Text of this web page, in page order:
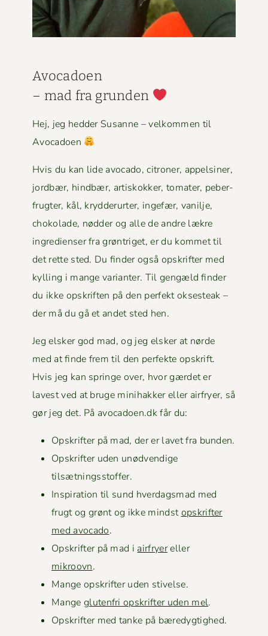
Avo­ca­doen
– mad fra grun­den
Hej, jeg hed­der Susanne – velkom­men til
Avocadoen
Hvis du kan lide avo­ca­do, cit­roner, appelsin­er,
jord­bær, hind­bær, artiskokker, tomater, peber­
frugter, kål, kry­d­derurter, inge­fær, vanil­je,
choko­lade, nød­der og alle de andre lækre
ingre­di­enser fra grøn­triget, er du kom­met til
det rette sted. Du find­er også opskrifter med
kylling i mange vari­anter. Til gengæld find­er
du ikke opskriften på den per­fekt okses­teak –
der må du gå et andet sted hen.
Jeg elsker god mad, og jeg elsker at nørde
med at finde frem til den per­fek­te opskrift.
Hvis jeg kan springe over, hvor gærdet er
lavest ved at bruge mini­hakker eller air­fry­er, så
gør jeg det. På avocadoen.dk får du:
Opskrifter på mad, der er lavet fra bunden.
Opskrifter uden unød­vendi­ge
tilsætningsstoffer.
Inspi­ra­tion til sund hverdags­mad med
frugt og grønt og ikke mindstopskrifter
med avo­ca­do.
Opskrifter på mad i air­fry­ereller
mikroovn.
Mange opskrifter uden stivelse.
Mange gluten­fri opskrifter uden mel.
Opskrifter med tanke på bæredygtighed.